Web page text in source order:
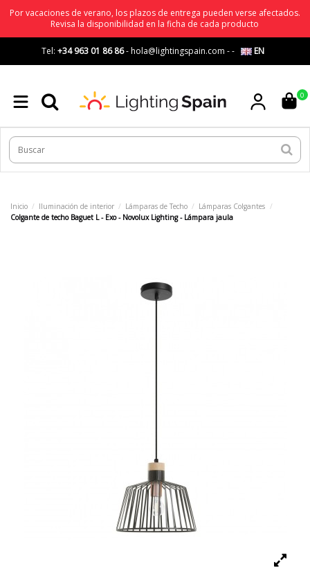
Por vacaciones de verano, los plazos de entrega pueden verse afectados.
Revisa la disponibilidad en la ficha de cada producto
Tel: +34 963 01 86 86-hola@lightingspain.com -- EN
0
Inicio Iluminación de interior Lámparas de Techo
Lámparas Colgantes
Colgante de techo Baguet L - Exo - Novolux Lighting - Lámpara jaula